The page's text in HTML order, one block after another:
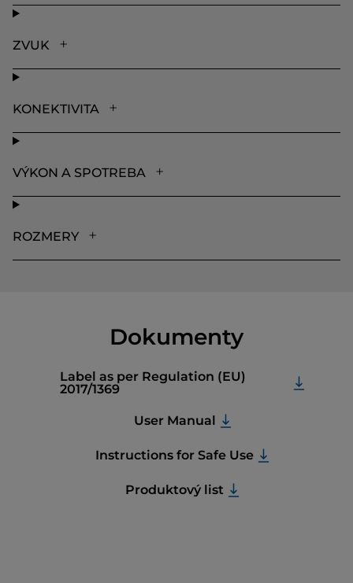
ZVUK
KONEKTIVITA
VÝKON A SPOTREBA
ROZMERY
Dokumenty
Label as per Regulation (EU)
2017/1369
User Manual
Instructions for Safe Use
Produktový list